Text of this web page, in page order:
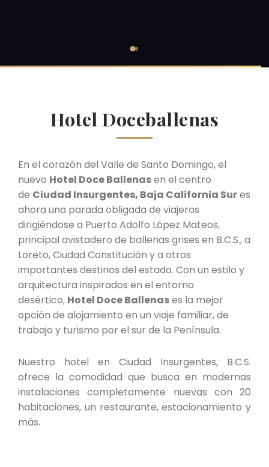
Hotel Doceballenas
En el corazón del Valle de Santo Domingo, el
nuevo Hotel Doce Ballenasen el centro
de Ciudad Insurgentes, Baja California Sures
ahora una parada obligada de viajeros
dirigiéndose a Puerto Adolfo López Mateos,
principal avistadero de ballenas grises en B.C.S., a
Loreto, Ciudad Constitución y a otros
importantes destinos del estado. Con un estilo y
arquitectura inspirados en el entorno
desértico, Hotel Doce Ballenases la mejor
opción de alojamiento en un viaje familiar, de
trabajo y turismo por el sur de la Península.
Nuestro hotel en Ciudad Insurgentes, B.C.S.
ofrece la comodidad que busca en modernas
instalaciones completamente nuevas con 20
habitaciones, un restaurante, estacionamiento y
más.